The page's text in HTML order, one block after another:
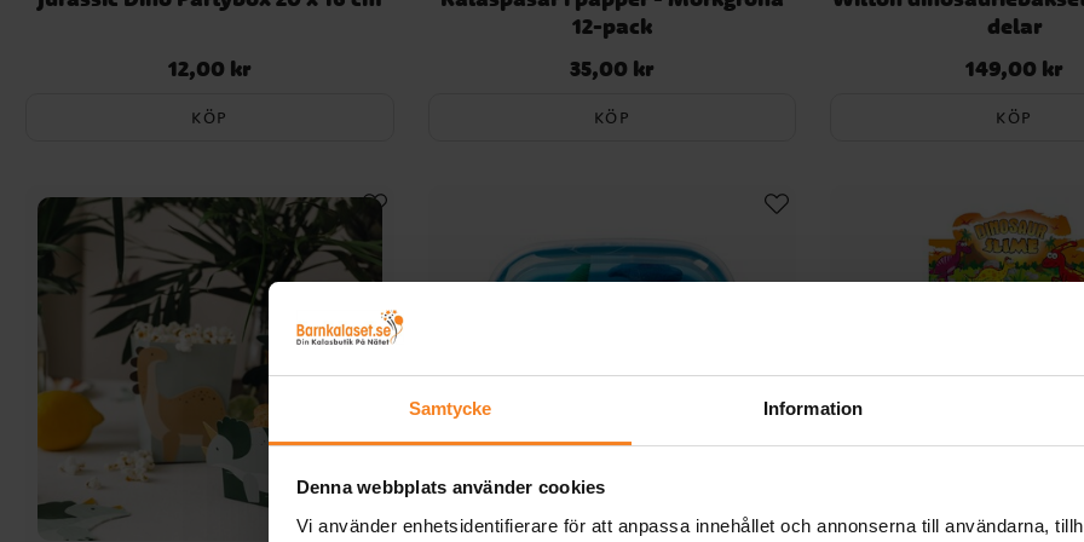
Samtycke Information
Denna webbplats använder cookies
Vi använder enhetsidentifierare för att anpassa innehållet och annonserna till användarna,
Pris:12,00 kr
12,00 kr
KÖP
12-pack
Pris:35,00 kr
35,00 kr
KÖP
delar
Pris:149,00 kr
149,00 kr
KÖP